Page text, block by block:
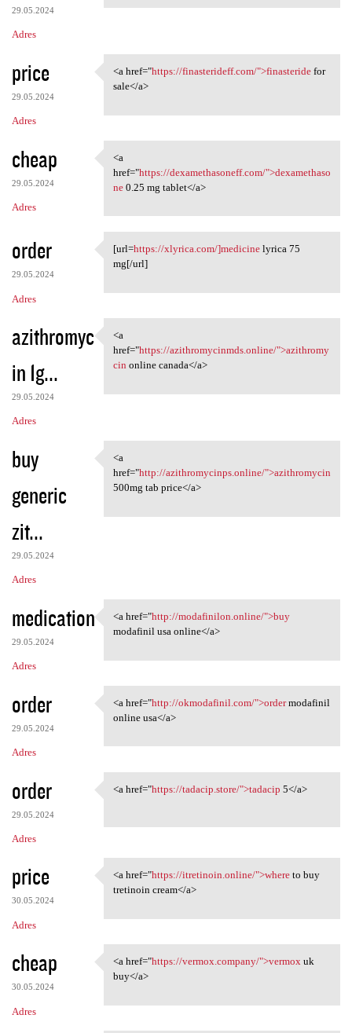
29.05.2024
Adres
price
29.05.2024
Adres
<a href="https:/
<a href="https://finasterideff.com/">finasteridefor
sale</a>
cheap
29.05.2024
Adres
<a href="https:/
<a
href="https://dexamethasoneff.com/">dexamethaso
ne0.25 mg tablet</a>
order
29.05.2024
Adres
[url=https://xlyrica.com/
[url=https://xlyrica.com/]medicinelyrica 75
mg[/url]
azithromyc
in 1g...
29.05.2024
Adres
<a href="https:/
<a
href="https://azithromycinmds.online/">azithromy
cin online canada</a>
buy
generic
zit...
29.05.2024
Adres
<a href="http:/
<a
href="http://azithromycinps.online/">azithromycin
500mg tab price</a>
medication
29.05.2024
Adres
<a href="http://modafinilon
<a href="http://modafinilon.online/">buy
modafinil usa online</a>
order
29.05.2024
Adres
<a href="http://okmodafinil
<a href="http://okmodafinil.com/">ordermodafinil
online usa</a>
order
29.05.2024
Adres
<a href="https://tadacip
<a href="https://tadacip.store/">tadacip 5</a>
price
30.05.2024
Adres
<a href="https://itretinoin
<a href="https://itretinoin.online/">whereto buy
tretinoin cream</a>
cheap
30.05.2024
Adres
<a href="https://vermox
<a href="https://vermox.company/">vermoxuk
buy</a>